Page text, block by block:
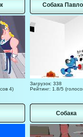
4)
Собака
Загрузок: 338
Рейтинг: 1.8/5
Собака